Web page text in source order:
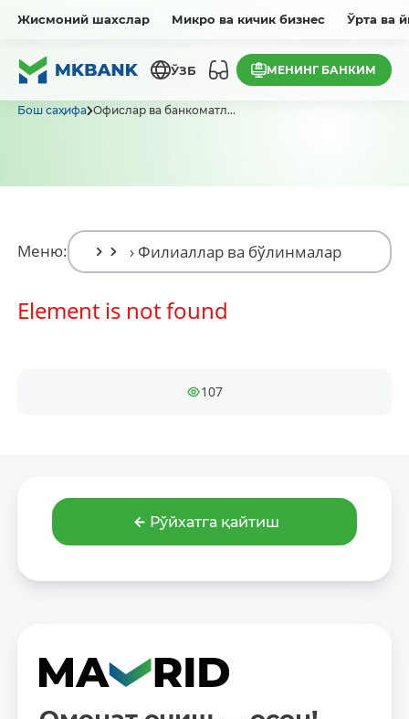
Жисмоний шахслар Микро ва кичик бизнес Ўрта ва
ЎЗБ МЕНИНГ БАНКИМ
Бош саҳифа Офислар ва банкоматл...
Меню:
Element is not found
107
Рўйхатга қайтиш